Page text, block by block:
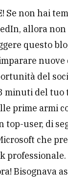
Se non hai
allora non
questo
nuove
del
minuti del tuo
prime armi
top-user, di
che
professionale.
Bisognava